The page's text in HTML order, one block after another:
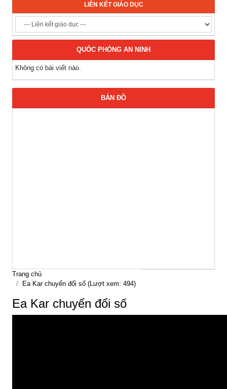
LIÊN KẾT GIÁO DỤC
QUỐC PHÒNG AN NINH
Không có bài viết nào.
BẢN ĐỒ
Trang chủ
Ea Kar chuyển đổi số (Lượt xem: 494)
Ea Kar chuyển đổi số